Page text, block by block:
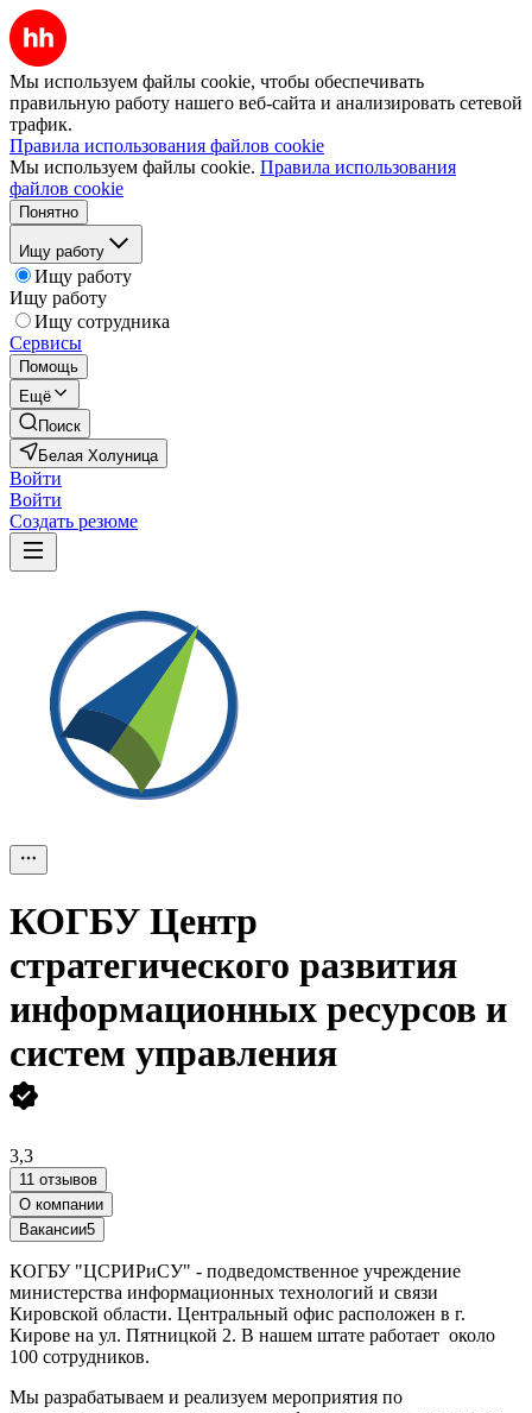
Мы используем файлы cookie, чтобы обеспечивать
правильную работу нашего веб-сайта и анализировать сетевой
трафик.
Правила использования файлов cookie
Мы используем файлы cookie. Правила использования
файлов cookie
Понятно
Ищу работу
Ищу работу
Ищу работу
Ищу сотрудника
Сервисы
Помощь
Ещё
Поиск
Белая Холуница
Войти
Войти
Создать резюме
КОГБУ Центр
стратегического развития
информационных ресурсов и
систем управления
3,3
11 отзывов
О компании
Вакансии5
КОГБУ "ЦСРИРиСУ" - подведомственное учреждение
министерства информационных технологий и связи
Кировской области. Центральный офис расположен в г.
Кирове на ул. Пятницкой 2. В нашем штате работает около
100 сотрудников.
Мы разрабатываем и реализуем мероприятия по